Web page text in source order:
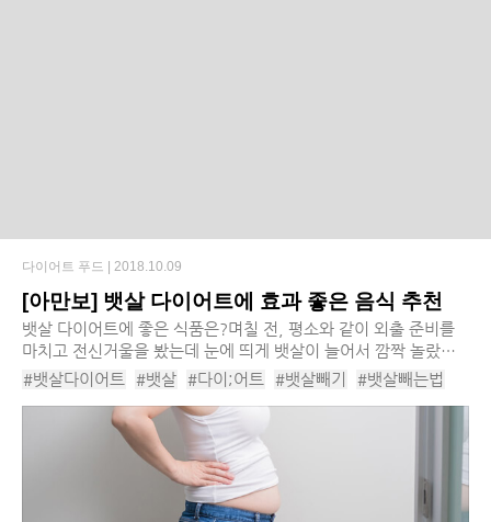
[아만보] 뱃살 다이어트에 효과 좋은 음식 추천
뱃살 다이어트에 좋은 식품은?​며칠 전, 평소와 같이 외출 준비를
마치고 전신거울을 봤는데 눈에 띄게 뱃살이 늘어서 깜짝 놀랐다.
혹시나 하는 마음에 조심스럽게 체중계 위에 두 발을 올려놓았는
#뱃살다이어트 #뱃살 #다이;어트 #뱃살빼기
#뱃살빼는법
#뱃살빼는음식 #뱃살빼는식단 #복부비만다이어트
#복부비만음식
다이어트 푸드 | 2018.10.09